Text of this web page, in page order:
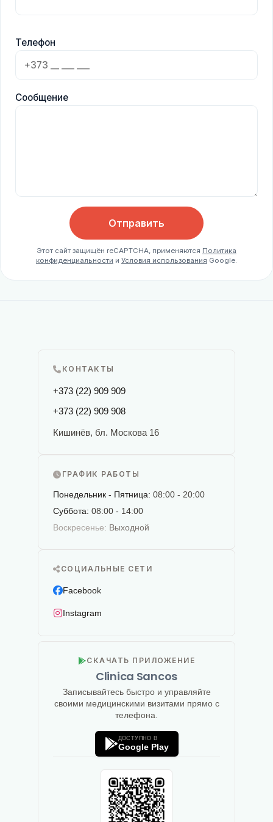
Телефон
Сообщение
Отправить
Этот сайт защищён reCAPTCHA, применяются Политика
конфиденциальности и Условия использования Google.
КОНТАКТЫ
+373 (22) 909 909
+373 (22) 909 908
Кишинёв, бл. Москова 16
ГРАФИК РАБОТЫ
Понедельник - Пятница: 08:00 - 20:00
Суббота: 08:00 - 14:00
Воскресенье: Выходной
СОЦИАЛЬНЫЕ СЕТИ
Facebook
Instagram
СКАЧАТЬ ПРИЛОЖЕНИЕ
Clinica Sancos
Записывайтесь быстро и управляйте
своими медицинскими визитами прямо с
телефона.
ДОСТУПНО В
Google Play